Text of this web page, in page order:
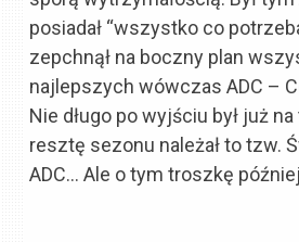
posiadał “wszystko co
zepchnął na boczny plan
najlepszych wówczas ADC –
Nie długo po wyjściu był już
resztę sezonu należał to tzw.
ADC… Ale o tym troszkę